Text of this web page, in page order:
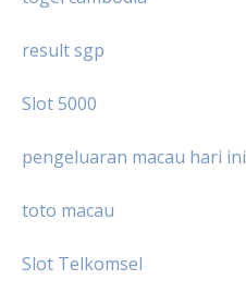
result sgp
Slot 5000
pengeluaran macau hari ini
toto macau
Slot Telkomsel